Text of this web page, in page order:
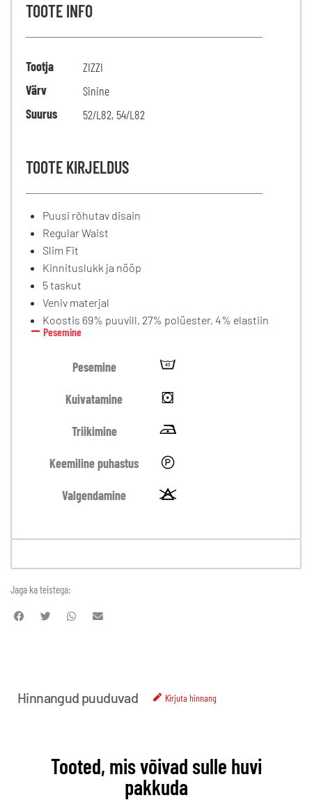
TOOTE INFO
Tootja
ZIZZI
Värv
Sinine
Suurus
52/L82, 54/L82
TOOTE KIRJELDUS
Puusi rõhutav disain
Regular Waist
Slim Fit
Kinnituslukk ja nööp
5 taskut
Veniv materjal
Koostis 69% puuvill, 27% polüester, 4% elastiin
Pesemine
Pesemine
Kuivatamine
Triikimine
Keemiline puhastus
Valgendamine
Jaga ka teistega:
Hinnangud puuduvad Kirjuta hinnang
Tooted, mis võivad sulle huvi
pakkuda